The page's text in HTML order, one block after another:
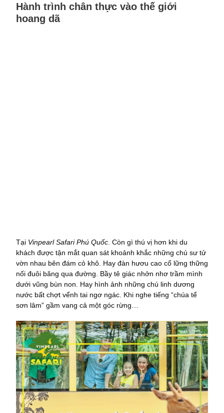
Hành trình chân thực vào thế giới
hoang dã
Tại Vinpearl Safari Phú Quốc . Còn gì thú vị hơn khi du
khách được tận mắt quan sát khoảnh khắc những chú sư tử
vờn nhau bên đám cỏ khô. Hay đàn hươu cao cổ lững thững
nối đuôi băng qua đường. Bầy tê giác nhởn nhơ trầm mình
dưới vũng bùn non. Hay hình ảnh những chú linh dương
nước bất chợt vểnh tai ngơ ngác. Khi nghe tiếng “chúa tể
sơn lâm” gầm vang cả một góc rừng…